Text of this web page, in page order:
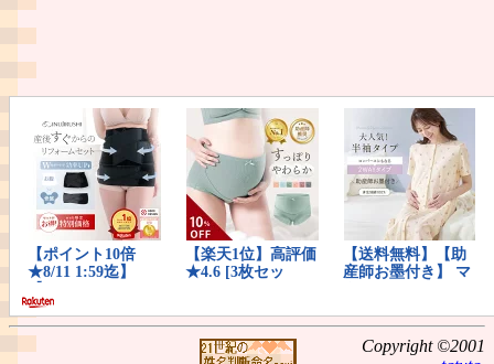
Copyright ©2001